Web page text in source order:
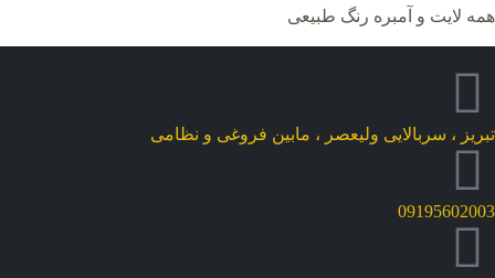
همه لایت و آمبره رنگ طبیعی
تبریز ، سربالایی ولیعصر ، مابین فروغی و نظامی
09195602003